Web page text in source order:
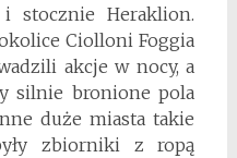
Heraklion.
Ciolloni Foggia
akcje w nocy, a
silnie bronione pola
duże miasta takie
zbiorniki z ropą